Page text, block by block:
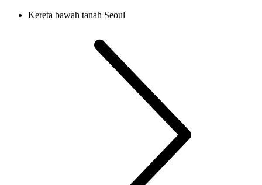
Kereta bawah tanah Seoul